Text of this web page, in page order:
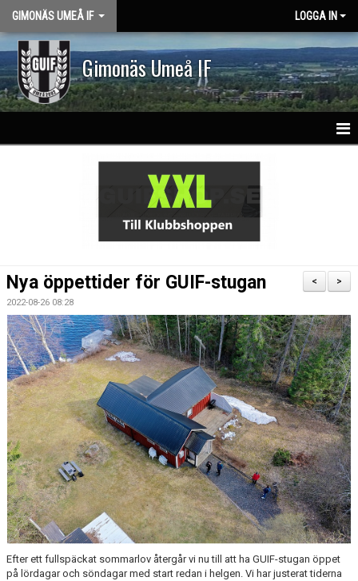
GIMONÄS UMEÅ IF LOGGA IN
Gimonäs Umeå IF
VISION & VÄRDEGRUND
KLASSLAG
DOKUMENT
AVGIFTER
FRITIDSKORTET
MATERIALINKÖP
TOLK
NATTVANDRING
>
<
Nya öppettider för GUIF-stugan
2022-08-26 08:28
Efter ett fullspäckat sommarlov återgår vi nu till att ha GUIF-stugan öppet
på lördagar och söndagar med start redan i helgen. Vi har justerat tiderna